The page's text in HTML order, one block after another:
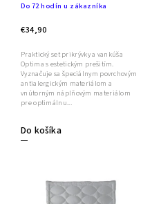
Do 72 hodín u zákazníka
€34,90
Do košíka
Praktický set prikrývky a vankúša
Optima s estetickým prešitím.
Vyznačuje sa špeciálnym povrchovým
antialergickým materiálom a
vnútorným náplňovým materiálom
pre optimálnu...